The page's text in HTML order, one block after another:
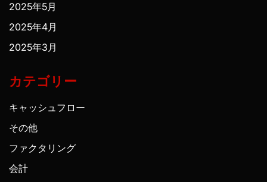
2025年5月
2025年4月
2025年3月
カテゴリー
キャッシュフロー
その他
ファクタリング
会計